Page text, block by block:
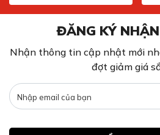
Không khí trong nhà sạch
ĐĂNG KÝ
Nhận thông tin cập nhật mới
đợt giảm giá